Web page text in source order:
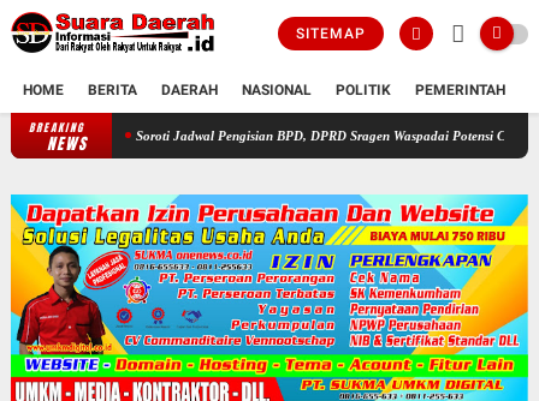
SITEMAP
HOME BERITA DAERAH NASIONAL POLITIK PEMERINTAH
BREAKING
NEWSSoroti Jadwal Pengisian BPD, DPRD Sragen Waspadai Potensi Cacat Hukum